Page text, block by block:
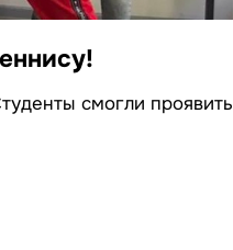
смогли проявить